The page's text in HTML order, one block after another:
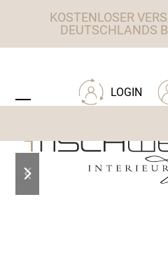
KOSTENLOSER
DEUTSCHLANDS
LOGIN
mobile
mobile
slide
slide